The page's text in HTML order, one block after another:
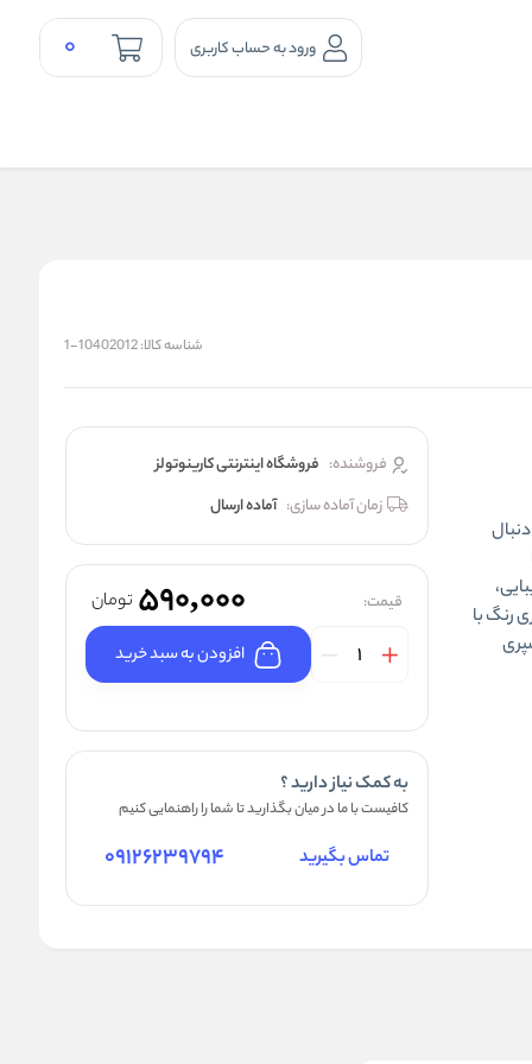
ورود به حساب کاربری 0
شناسه کالا:10402012-1
رنگ با
فروشنده: فروشگاه اینترنتی کارینوتولز
زمان آماده سازی: آماده ارسال
قیمت: 590,000 تومان
افزودن به سبد خرید
به کمک نیاز دارید ؟
کافیست با ما در میان بگذارید تا شما را راهنمایی کنیم
تماس بگیرید 09126239794